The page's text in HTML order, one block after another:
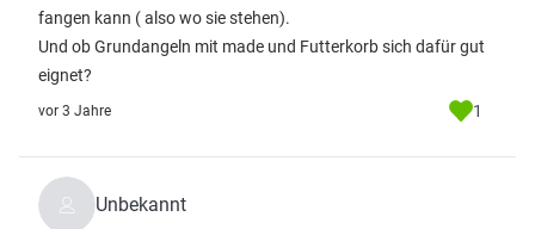
fangen kann ( also wo sie stehen).
Und ob Grundangeln mit made und Futterkorb sich dafür gut
eignet?
vor 3 Jahre 1
Unbekannt